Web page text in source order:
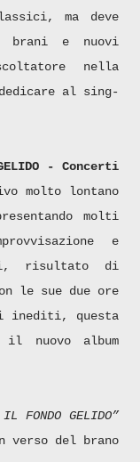
ma deve
brani e nuovi
nella
al sing-
GELIDO - Concerti
molto lontano
molti
e
risultato di
le sue due ore
inediti, questa
nuovo album
FONDO GELIDO”
verso del brano